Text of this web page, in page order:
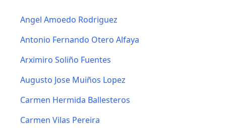
Angel Amoedo Rodriguez
Antonio Fernando Otero Alfaya
Arximiro Soliño Fuentes
Augusto Jose Muiños Lopez
Carmen Hermida Ballesteros
Carmen Vilas Pereira